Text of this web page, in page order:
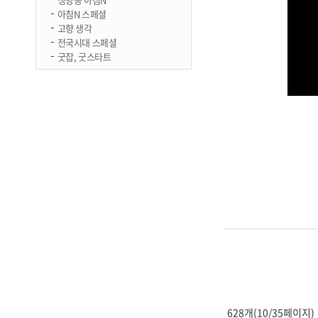
아침N 스페셜
고향 생각
전국시대 스페셜
굿잡, 굿스타트
628개(10/35페이지)